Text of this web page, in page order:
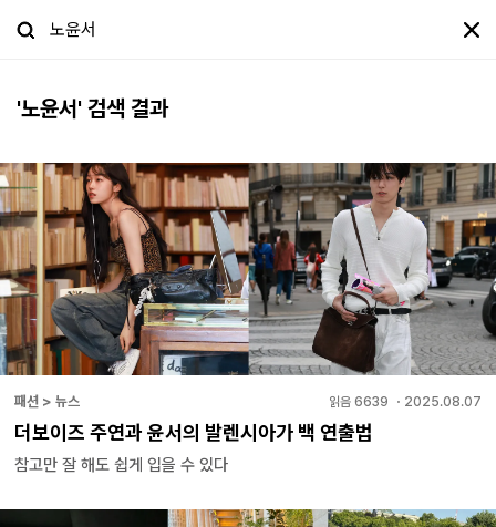
'노윤서' 검색 결과
패션 > 뉴스 읽음 6639 ・ 2025.08.07
더보이즈 주연과 윤서의 발렌시아가 백 연출법
참고만 잘 해도 쉽게 입을 수 있다